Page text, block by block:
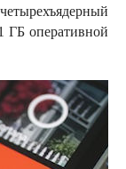
ГБ оперативной